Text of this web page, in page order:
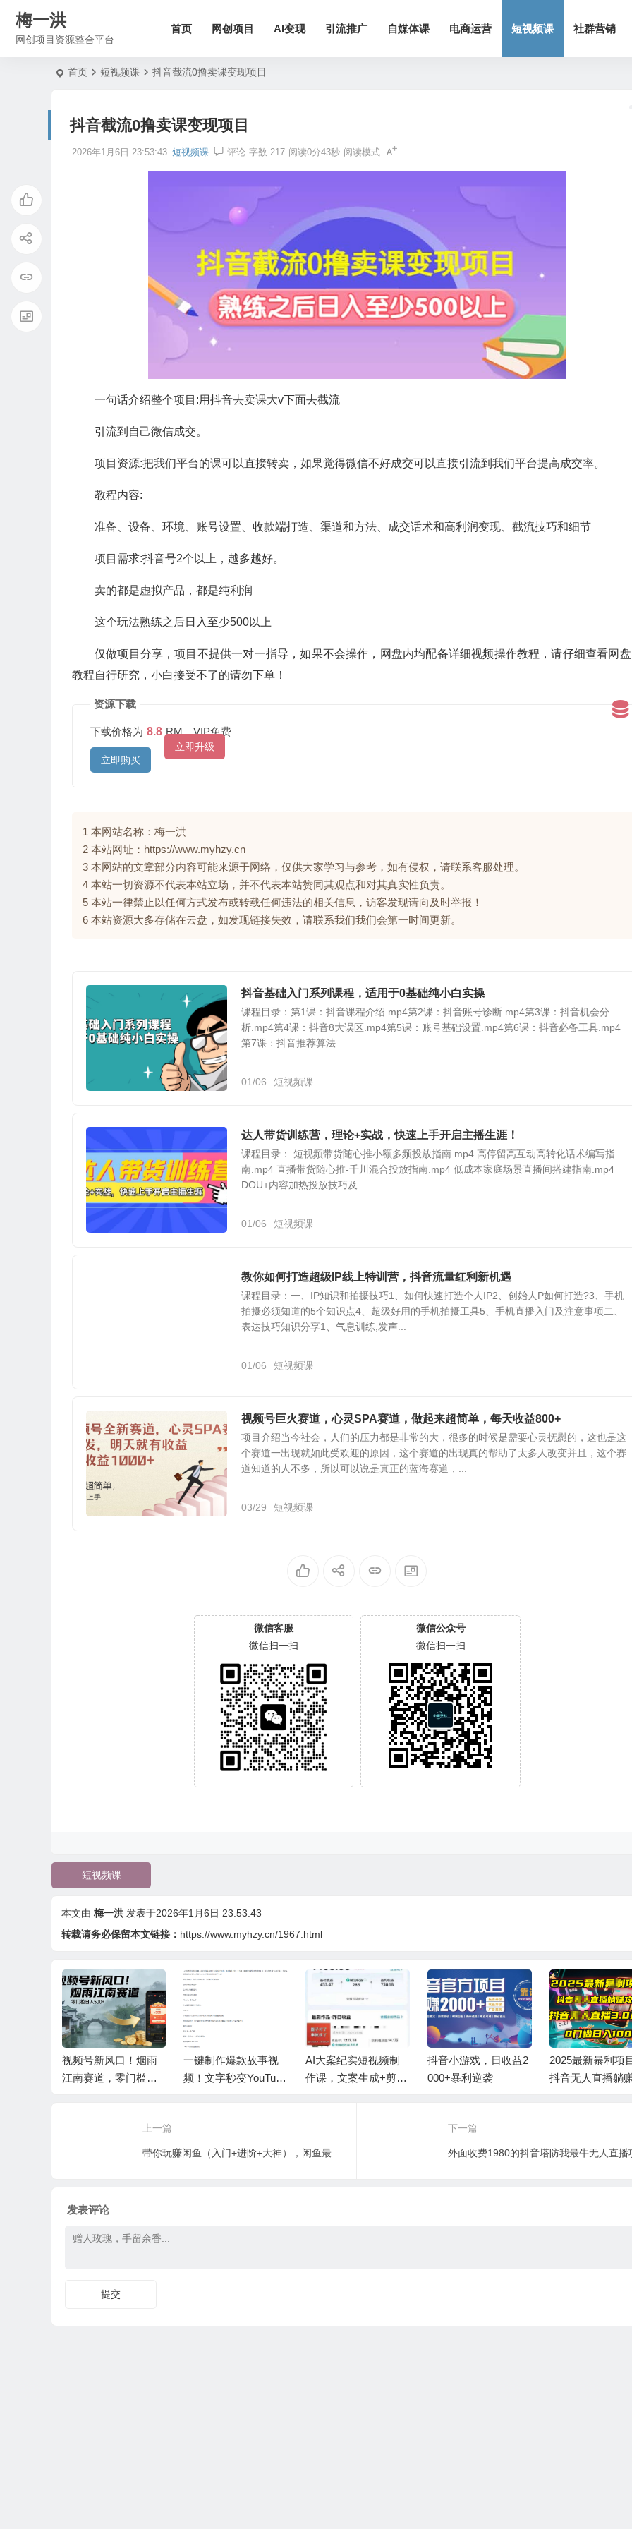
梅一洪
网创项目资源整合平台
首页 网创项目 AI变现 引流推广 自媒体课 电商运营 短视频课 社群营销
首页 短视频课 抖音截流0撸卖课变现项目
抖音截流0撸卖课变现项目
2026年1月6日 23:53:43 短视频课 评论 字数 217 阅读0分43秒 阅读模式
一句话介绍整个项目:用抖音去卖课大v下面去截流
引流到自己微信成交。
项目资源:把我们平台的课可以直接转卖，如果觉得微信不好成交可以直接引流到我们平台提高成交率。
教程内容:
准备、设备、环境、账号设置、收款端打造、渠道和方法、成交话术和高利润变现、截流技巧和细节
项目需求:抖音号2个以上，越多越好。
卖的都是虚拟产品，都是纯利润
这个玩法熟练之后日入至少500以上
仅做项目分享，项目不提供一对一指导，如果不会操作，网盘内均配备详细视频操作教程，请仔细查看网
教程自行研究，小白接受不了的请勿下单！
资源下载
下载价格为 8.8 RM，VIP免费
立即升级
立即购买
1 本网站名称：梅一洪
2 本站网址：https://www.myhzy.cn
3 本网站的文章部分内容可能来源于网络，仅供大家学习与参考，如有侵权，请联系客服处理。
4 本站一切资源不代表本站立场，并不代表本站赞同其观点和对其真实性负责。
5 本站一律禁止以任何方式发布或转载任何违法的相关信息，访客发现请向及时举报！
6 本站资源大多存储在云盘，如发现链接失效，请联系我们我们会第一时间更新。
抖音基础入门系列课程，适用于0基础纯小白实操
课程目录：第1课：抖音课程介绍.mp4第2课：抖音账号诊断.mp4第3课：抖音机会分
析.mp4第4课：抖音8大误区.mp4第5课：账号基础设置.mp4第6课：抖音必备工具.mp4
第7课：抖音推荐算法....
01/06 短视频课
达人带货训练营，理论+实战，快速上手开启主播生涯！
课程目录： 短视频带货随心推小额多频投放指南.mp4 高停留高互动高转化话术编写指
南.mp4 直播带货随心推-千川混合投放指南.mp4 低成本家庭场景直播间搭建指南.mp4
DOU+内容加热投放技巧及...
01/06 短视频课
教你如何打造超级IP线上特训营，抖音流量红利新机遇
课程目录：一、IP知识和拍摄技巧1、如何快速打造个人IP2、创始人P如何打造?3、手机
拍摄必须知道的5个知识点4、超级好用的手机拍摄工具5、手机直播入门及注意事项二、
表达技巧知识分享1、气息训练,发声...
01/06 短视频课
视频号巨火赛道，心灵SPA赛道，做起来超简单，每天收益800+
项目介绍当今社会，人们的压力都是非常的大，很多的时候是需要心灵抚慰的，这也是这
个赛道一出现就如此受欢迎的原因，这个赛道的出现真的帮助了太多人改变并且，这个赛
道知道的人不多，所以可以说是真正的蓝海赛道，...
03/29 短视频课
微信客服
微信扫一扫
微信公众号
微信扫一扫
短视频课
本文由 梅一洪 发表于2026年1月6日 23:53:43
转载请务必保留本文链接： https://www.myhzy.cn/1967.html
视频号新风口！烟雨
江南赛道，零门槛日
一键制作爆款故事视
频！文字秒变YouTube
AI大案纪实短视频制
作课，文案生成+剪辑
抖音小游戏，日收益2
000+暴利逆袭
2025最新暴利项
抖音无人直播躺
上一篇 下一篇
发表评论